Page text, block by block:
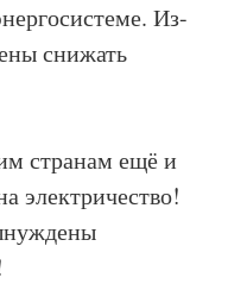
Из-
снижать
странам ещё и
электричество!